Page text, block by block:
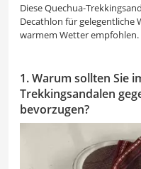
Diese Quechua-
Decathlon für gelegentliche
warmem Wetter empfohlen.
1. Warum sollten Sie
Trekkingsandalen
bevorzugen?